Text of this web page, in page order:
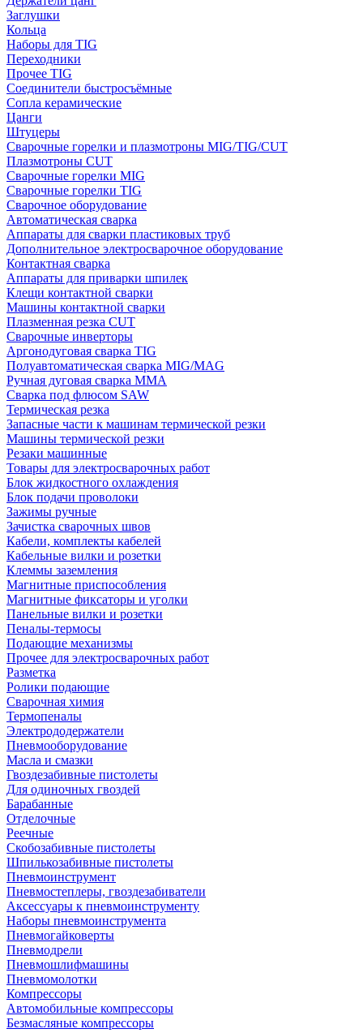
Заглушки
Кольца
Наборы для TIG
Переходники
Прочее TIG
Соединители быстросъёмные
Сопла керамические
Цанги
Штуцеры
Сварочные горелки и плазмотроны MIG/TIG/CUT
Плазмотроны CUT
Сварочные горелки MIG
Сварочные горелки TIG
Сварочное оборудование
Автоматическая сварка
Аппараты для сварки пластиковых труб
Дополнительное электросварочное оборудование
Контактная сварка
Аппараты для приварки шпилек
Клещи контактной сварки
Машины контактной сварки
Плазменная резка CUT
Сварочные инверторы
Аргонодуговая сварка TIG
Полуавтоматическая сварка MIG/MAG
Ручная дуговая сварка MMA
Сварка под флюсом SAW
Термическая резка
Запасные части к машинам термической резки
Машины термической резки
Резаки машинные
Товары для электросварочных работ
Блок жидкостного охлаждения
Блок подачи проволоки
Зажимы ручные
Зачистка сварочных швов
Кабели, комплекты кабелей
Кабельные вилки и розетки
Клеммы заземления
Магнитные приспособления
Магнитные фиксаторы и уголки
Панельные вилки и розетки
Пеналы-термосы
Подающие механизмы
Прочее для электросварочных работ
Разметка
Ролики подающие
Сварочная химия
Термопеналы
Электрододержатели
Пневмооборудование
Масла и смазки
Гвоздезабивные пистолеты
Для одиночных гвоздей
Барабанные
Отделочные
Реечные
Скобозабивные пистолеты
Шпилькозабивные пистолеты
Пневмоинструмент
Пневмостеплеры, гвоздезабиватели
Аксессуары к пневмоинструменту
Наборы пневмоинструмента
Пневмогайковерты
Пневмодрели
Пневмошлифмашины
Пневмомолотки
Компрессоры
Автомобильные компрессоры
Безмасляные компрессоры